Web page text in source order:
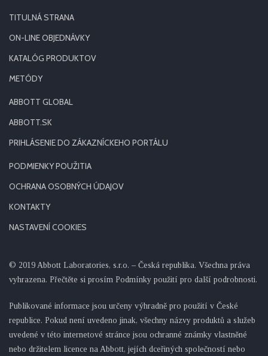
TITULNÁ STRANA
ON-LINE OBJEDNÁVKY
KATALÓG PRODUKTOV
METÓDY
ABBOTT GLOBAL
ABBOTT.SK
PRIHLÁSENIE DO ZÁKAZNÍCKEHO PORTÁLU
PODMIENKY POUŽITIA
OCHRANA OSOBNÝCH ÚDAJOV
KONTAKTY
NASTAVENÍ COOKIES
© 2019 Abbott Laboratories, s.r.o. – Česká republika. Všechna práva
vyhrazena. Přečtěte si prosím Podmínky použití pro další podrobnosti.
Publikované informace jsou určeny výhradně pro použití v České
republice. Pokud není uvedeno jinak, všechny názvy produktů a služeb
uvedené v této internetové stránce jsou ochranné známky vlastněné
nebo držitelem licence na Abbott, jejích dceřiných společností nebo